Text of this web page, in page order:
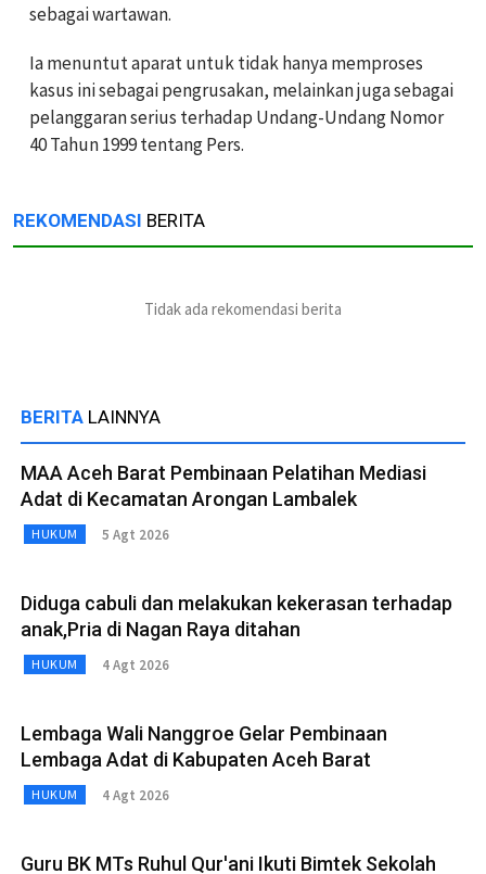
sebagai wartawan.
Ia menuntut aparat untuk tidak hanya memproses
kasus ini sebagai pengrusakan, melainkan juga sebagai
pelanggaran serius terhadap Undang-Undang Nomor
40 Tahun 1999 tentang Pers.
REKOMENDASI BERITA
Tidak ada rekomendasi berita
BERITA LAINNYA
MAA Aceh Barat Pembinaan Pelatihan Mediasi
Adat di Kecamatan Arongan Lambalek
HUKUM 5 Agt 2026
Diduga cabuli dan melakukan kekerasan terhadap
anak,Pria di Nagan Raya ditahan
HUKUM 4 Agt 2026
Lembaga Wali Nanggroe Gelar Pembinaan
Lembaga Adat di Kabupaten Aceh Barat
HUKUM 4 Agt 2026
Guru BK MTs Ruhul Qur'ani Ikuti Bimtek Sekolah